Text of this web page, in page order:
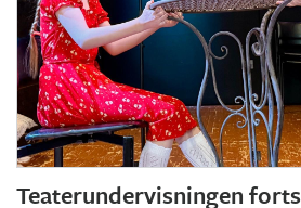
Teaterundervisningen